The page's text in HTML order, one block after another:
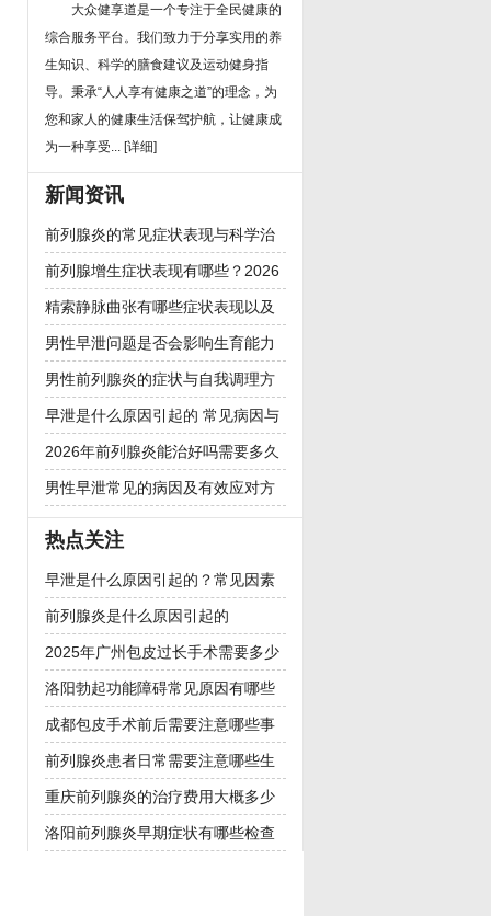
大众健享道是一个专注于全民健康的
综合服务平台。我们致力于分享实用的养
生知识、科学的膳食建议及运动健身指
导。秉承“人人享有健康之道”的理念，为
您和家人的健康生活保驾护航，让健康成
为一种享受... [详细]
新闻资讯
前列腺炎的常见症状表现与科学治
疗方法全解析
前列腺增生症状表现有哪些？2026
年治疗方法与日常预防全解析
精索静脉曲张有哪些症状表现以及
是否会影响男性生育能力
男性早泄问题是否会影响生育能力
男性前列腺炎的症状与自我调理方
法
早泄是什么原因引起的 常见病因与
诱因分析
2026年前列腺炎能治好吗需要多久
恢复
男性早泄常见的病因及有效应对方
法
热点关注
早泄是什么原因引起的？常见因素
分析
前列腺炎是什么原因引起的
2025年广州包皮过长手术需要多少
钱
洛阳勃起功能障碍常见原因有哪些
成都包皮手术前后需要注意哪些事
项
前列腺炎患者日常需要注意哪些生
活习惯
重庆前列腺炎的治疗费用大概多少
钱
洛阳前列腺炎早期症状有哪些检查